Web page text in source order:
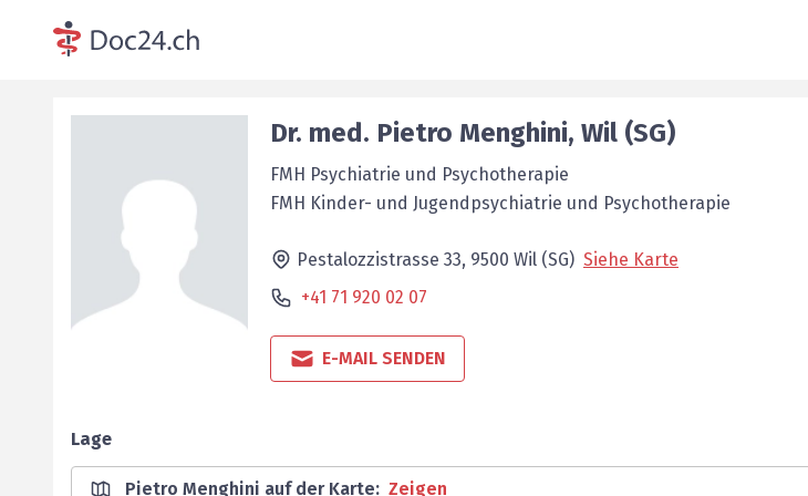
Dr. med. Pietro Menghini, Wil (SG)
FMH Psychiatrie und Psychotherapie
FMH Kinder- und Jugendpsychiatrie und Psychotherapie
Pestalozzistrasse 33, 9500 Wil (SG) Siehe Karte
+41 71 920 02 07
E-MAIL SENDEN
Lage
Pietro Menghini auf der Karte: Zeigen